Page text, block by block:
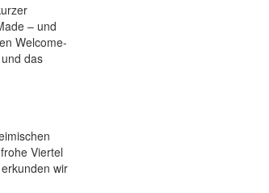
– und
Welcome-
das
Viertel
wir